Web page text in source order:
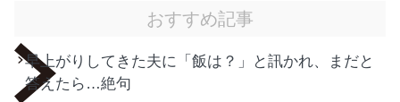
おすすめ記事
早上がりしてきた夫に「飯は？」と訊かれ、まだと
答えたら…絶句